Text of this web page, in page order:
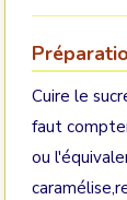
Cuire le
faut
ou